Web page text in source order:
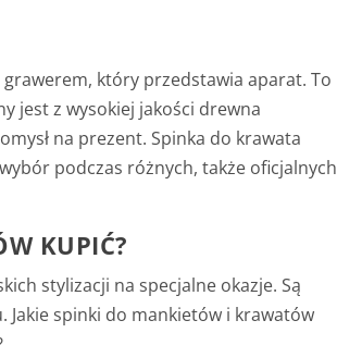
który przedstawia aparat. To
jest z wysokiej jakości drewna
na prezent. Spinka do krawata
podczas różnych, także oficjalnych
KUPIĆ?
stylizacji na specjalne okazje. Są
Jakie spinki do mankietów i krawatów